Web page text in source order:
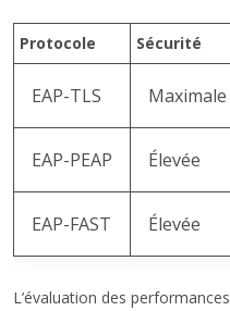
Protocole Sécurité
EAP-TLS Maximale
EAP-PEAP Élevée
EAP-FAST Élevée
L’évaluation des